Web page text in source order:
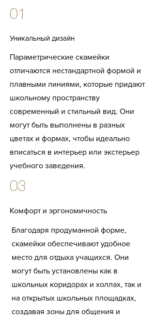
01
Уникальный дизайн
Параметрические скамейки
отличаются нестандартной формой и
плавными линиями, которые придают
школьному пространству
современный и стильный вид. Они
могут быть выполнены в разных
цветах и формах, чтобы идеально
вписаться в интерьер или экстерьер
учебного заведения.
03
Комфорт и эргономичность
Благодаря продуманной форме,
скамейки обеспечивают удобное
место для отдыха учащихся. Они
могут быть установлены как в
школьных коридорах и холлах, так и
на открытых школьных площадках,
создавая зоны для общения и